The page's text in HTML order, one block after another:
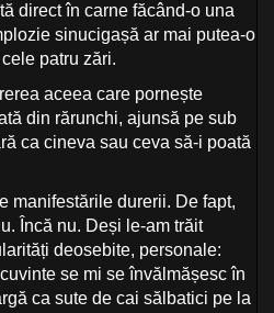
direct în carne făcând-o una
sinucigașă ar mai putea-o
patru zări.
aceea care pornește
din rărunchi, ajunsă pe sub
ca cineva sau ceva să-i poată
manifestările durerii. De fapt,
Încă nu. Deși le-am trăit
deosebite, personale:
se mi se învălmășesc în
ca sute de cai sălbatici pe la